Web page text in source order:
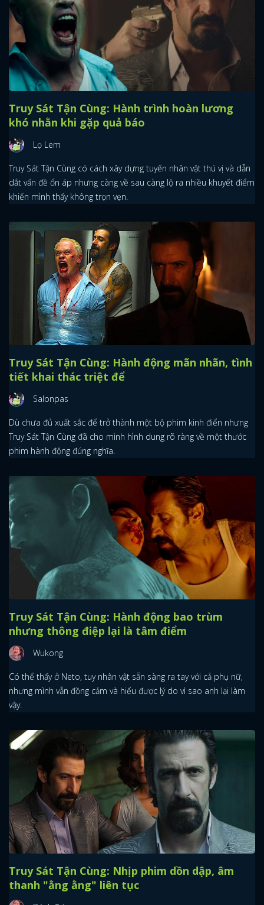
Truy Sát Tận Cùng: Hành trình hoàn lương
khó nhằn khi gặp quả báo
Lọ Lem
Truy Sát Tận Cùng có cách xây dựng tuyến nhân vật thú vị và dẫn
dắt vấn đề ổn áp nhưng càng về sau càng lộ ra nhiều khuyết điểm
khiến mình thấy không trọn vẹn.
Truy Sát Tận Cùng: Hành động mãn nhãn, tình
tiết khai thác triệt để
Salonpas
Dù chưa đủ xuất sắc để trở thành một bộ phim kinh điển nhưng
Truy Sát Tận Cùng đã cho mình hình dung rõ ràng về một thước
phim hành động đúng nghĩa.
Truy Sát Tận Cùng: Hành động bao trùm
nhưng thông điệp lại là tâm điểm
Wukong
Có thể thấy ở Neto, tuy nhân vật sẵn sàng ra tay với cả phụ nữ,
nhưng mình vẫn đồng cảm và hiểu được lý do vì sao anh lại làm
vậy.
Truy Sát Tận Cùng: Nhịp phim dồn dập, âm
thanh "ằng ằng" liên tục